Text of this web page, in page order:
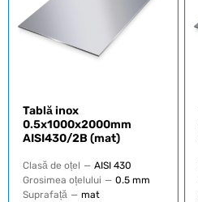
Tablă inox
0.5х1000х2000mm
AISI430/2B (mat)
Clasă de oțel — AISI 430
Grosimea oțelului — 0.5 mm
Suprafață — mat